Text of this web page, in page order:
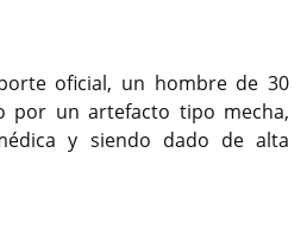
oficial, un hombre de 30
por un artefacto tipo mecha,
y siendo dado de alta